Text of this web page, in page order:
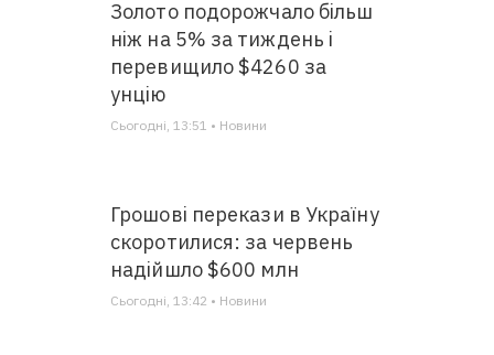
Золото подорожчало більш
ніж на 5% за тиждень і
перевищило $4260 за
унцію
Сьогодні, 13:51 • Новини
Грошові перекази в Україну
скоротилися: за червень
надійшло $600 млн
Сьогодні, 13:42 • Новини